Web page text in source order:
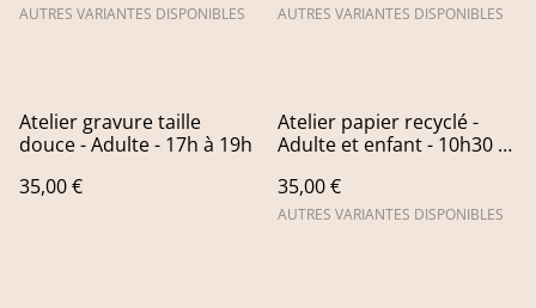
AUTRES VARIANTES DISPONIBLES AUTRES VARIANTES DISPONIBLES
Atelier gravure taille
douce - Adulte - 17h à 19h
35,00 €
Atelier papier recyclé -
Adulte et enfant - 10h30 à
35,00 €
AUTRES VARIANTES DISPONIBLES